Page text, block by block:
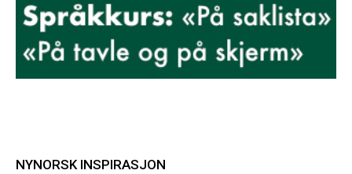
NYNORSK INSPIRASJON